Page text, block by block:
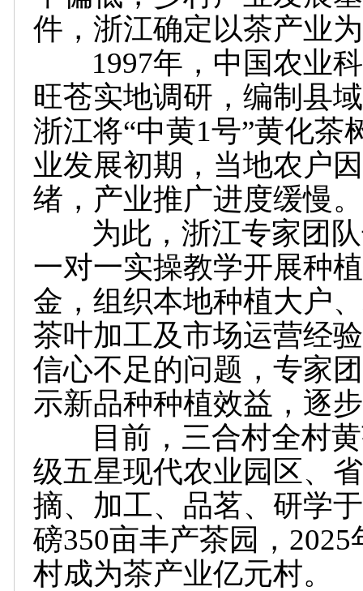
件，浙江确定以茶产业
1997年，中国农业科
旺苍实地调研，编制县
浙江将“中黄1号”黄化
业发展初期，当地农户
绪，产业推广进度缓慢。
为此，浙江专家团队
一对一实操教学开展种
金，组织本地种植大户
茶叶加工及市场运营经
信心不足的问题，专家
示新品种种植效益，逐
目前，三合村全村黄
级五星现代农业园区、
摘、加工、品茗、研学
磅350亩丰产茶园，
村成为茶产业亿元村。